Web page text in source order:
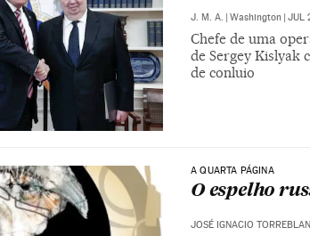
J. M. A. Washington JUL
Chefe de uma
de Sergey Kislyak
de conluio
A QUARTA PÁGINA
O espelho
JOSÉ IGNACIO